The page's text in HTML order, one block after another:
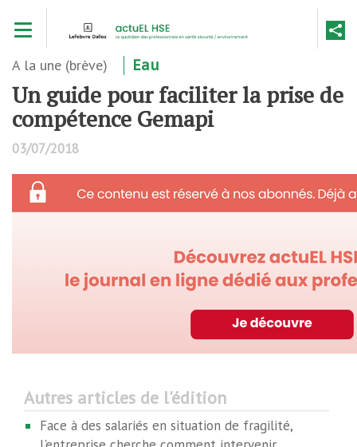
contenu
A la une (brève) Eau
Un guide pour faciliter la prise de
compétence Gemapi
03/07/2018
Autres articles de l'édition
Face à des salariés en situation de fragilité,